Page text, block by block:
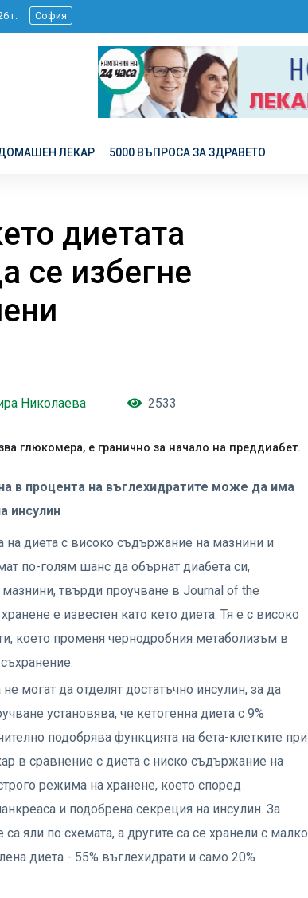
г. София
ЛЕКАР 5000 ВЪПРОСА ЗА ЗДРАВЕТО
диетата
се избегне
Николаева 2533
глюкомера, е гранично за начало на преддиабет.
в процента на въглехидратите може да има
инсулин
на диета с високо съдържание на мазнини и
по-голям шанс да обърнат диабета си,
твърди проучване в Journal of the
е известен като кето диета. Тя е с високо
което променя чернодробния метаболизъм в
могат да отделят достатъчно инсулин, за да
установява, че кетогенна диета с 9%
подобрява функцията на бета-клетките при
в сравнение с диета с ниско съдържание на
режима на хранене, което според
и подобрена секреция на инсулин. За
яли по схемата, а другите са се хранели с малко
диета - 55% въглехидрати и само 20%